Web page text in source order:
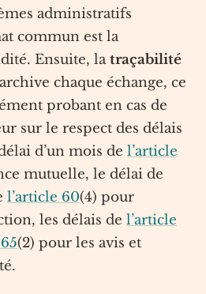
administratifs
commun est la
Ensuite, latraçabilité
chaque échange, ce
probant en cas de
sur le respect des délais
d’un mois de l’article
mutuelle, le délai de
l’article 60(4) pour
les délais de l’article
(2) pour les avis et